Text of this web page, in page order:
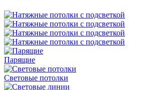
Парящие
Световые потолки